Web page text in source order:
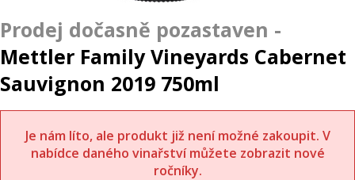
Mettler Family Vineyards Cabernet
Sauvignon 2019 750ml
Je nám líto, ale produkt již není možné zakoupit. V
nabídce daného vinařství můžete zobrazit nové
ročníky.